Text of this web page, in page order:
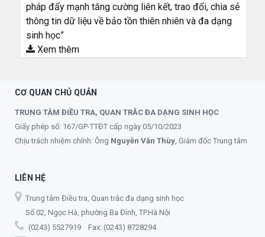
pháp đẩy mạnh tăng cường liên kết, trao đổi, chia sẻ
thông tin dữ liệu về bảo tồn thiên nhiên và đa dạng
sinh học”
Xem thêm
CƠ QUAN CHỦ QUẢN
TRUNG TÂM ĐIỀU TRA, QUAN TRẮC ĐA DẠNG SINH HỌC
Giấy phép số: 167/GP-TTĐT cấp ngày 05/10/2023
Chịu trách nhiệm chính: Ông Nguyễn Văn Thùy , Giám đốc Trung tâm
LIÊN HỆ
Trung tâm Điều tra, Quan trắc đa dạng sinh học
Số 02, Ngọc Hà, phường Ba Đình, TP.Hà Nội
(0243) 5527919 Fax: (0243) 8728294